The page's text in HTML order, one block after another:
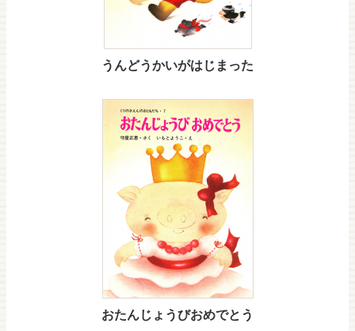
うんどうかいがはじまった
おたんじょうびおめでとう